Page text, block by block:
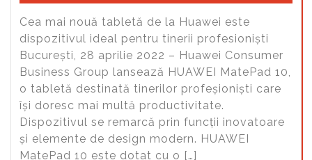
Cea mai nouă tabletă de la Huawei este
dispozitivul ideal pentru tinerii profesioniști
București, 28 aprilie 2022 – Huawei Consumer
Business Group lansează HUAWEI MatePad 10,
o tabletă destinată tinerilor profeșioniști care
își doresc mai multă productivitate.
Dispozitivul se remarcă prin funcții inovatoare
și elemente de design modern. HUAWEI
MatePad 10 este dotat cu o […]